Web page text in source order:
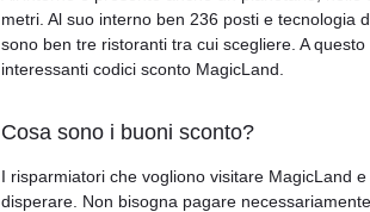
metri. Al suo interno ben 236 posti e tecnologia
sono ben tre ristoranti tra cui scegliere. A
interessanti codici sconto MagicLand.
Cosa sono i buoni sconto?
I risparmiatori che vogliono visitare MagicLand
disperare. Non bisogna pagare